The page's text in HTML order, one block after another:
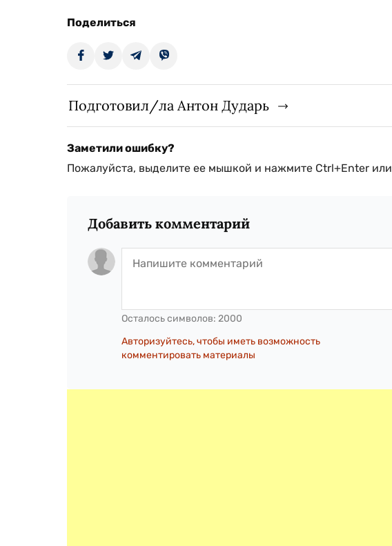
Поделиться
Подготовил/ла Антон Дударь
Заметили ошибку?
Пожалуйста, выделите ее мышкой и нажмите Ctrl+Enter или
Добавить комментарий
Осталось символов: 2000
Авторизуйтесь, чтобы иметь возможность
комментировать материалы